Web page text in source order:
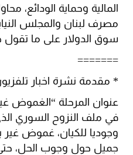
المالية وحماية الودائع،
مصرف لبنان والمجلس
سوق الدولار على ما
=======
* مقدمة نشرة اخبار
عنوان المرحلة “الغموض غير
في ملف النزوح السوري
وجوديا للكيان، غموض
جميل حول وجوب الحل،